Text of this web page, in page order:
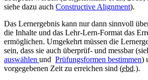
siehe dazu auch Constructive Alignment).
Das Lernergebnis kann nur dann sinnvoll
die Inhalte und das Lehr-Lern-Format das
ermöglichen. Umgekehrt müssen die
sein, dass sie auch überprüf- und messbar
auswählen und Prüfungsformen bestimmen)
vorgegebenen Zeit zu erreichen sind (ebd.).